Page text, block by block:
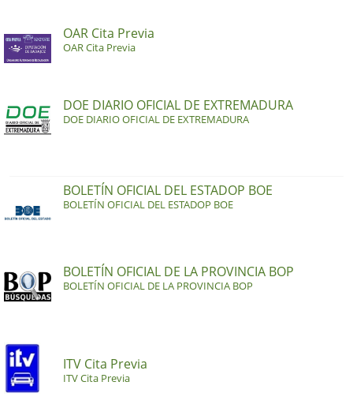
OAR Cita Previa
OAR Cita Previa
DOE DIARIO OFICIAL DE EXTREMADURA
DOE DIARIO OFICIAL DE EXTREMADURA
BOLETÍN OFICIAL DEL ESTADOP BOE
BOLETÍN OFICIAL DEL ESTADOP BOE
BOLETÍN OFICIAL DE LA PROVINCIA BOP
BOLETÍN OFICIAL DE LA PROVINCIA BOP
ITV Cita Previa
ITV Cita Previa